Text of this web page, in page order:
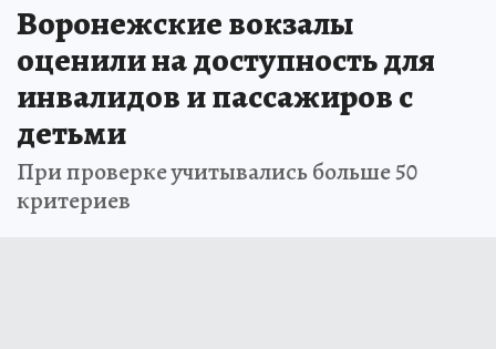
Воронежские вокзалы
оценили на доступность для
инвалидов и пассажиров с
детьми
При проверке учитывались больше 50
критериев